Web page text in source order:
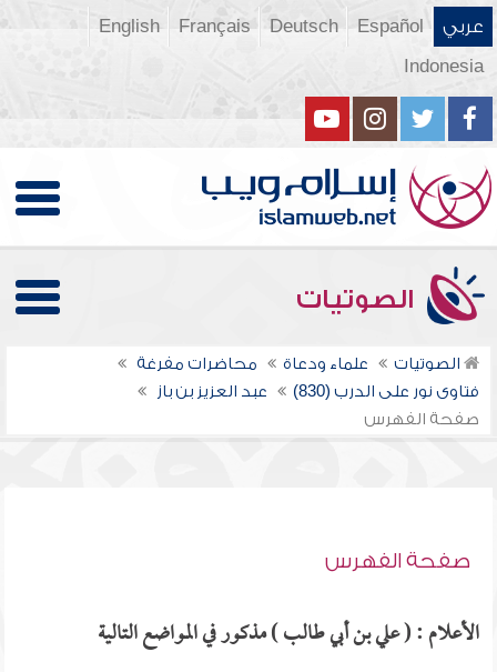
عربي Español
Deutsch
Français
English
Indonesia
الصوتيات
الصوتيات علماء ودعاة
محاضرات مفرغة
فتاوى نور على الدرب (830)
عبد العزيز بن باز
صفحة الفهرس
صفحة الفهرس
الأعلام : ( علي بن أبي طالب ) مذكور في المواضع التالية